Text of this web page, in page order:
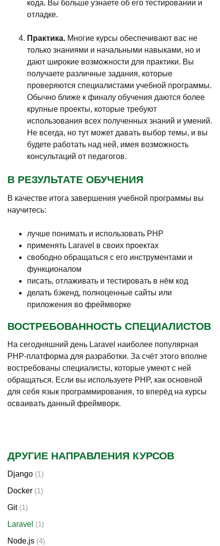
кода. Вы больше узнаете об его тестировании и
отладке.
Практика. Многие курсы обеспечивают вас не
только знаниями и начальными навыками, но и
дают широкие возможности для практики. Вы
получаете различные задания, которые
проверяются специалистами учебной программы.
Обычно ближе к финалу обучения даются более
крупные проекты, которые требуют
использования всех полученных знаний и умений.
Не всегда, но тут может давать выбор темы, и вы
будете работать над ней, имея возможность
консультаций от педагогов.
В РЕЗУЛЬТАТЕ ОБУЧЕНИЯ
В качестве итога завершения учебной программы вы
научитесь:
лучше понимать и использовать PHP
применять Laravel в своих проектах
свободно обращаться с его инструментами и
функционалом
писать, отлаживать и тестировать в нём код
делать бэкенд, полноценные сайты или
приложения во фреймворке
ВОСТРЕБОВАННОСТЬ СПЕЦИАЛИСТОВ
На сегодняшний день Laravel наиболее популярная
PHP-платформа для разработки. За счёт этого вполне
востребованы специалисты, которые умеют с ней
обращаться. Если вы используете PHP, как основной
для себя язык программирования, то вперёд на курсы
осваивать данный фреймворк.
ДРУГИЕ НАПРАВЛЕНИЯ КУРСОВ
Django (1)
Docker (1)
Git (1)
Laravel (1)
Node.js (4)